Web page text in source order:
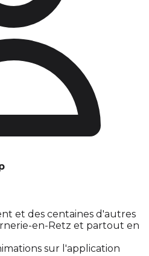
et des centaines d'autres
en-Retz et partout en
sur l'application